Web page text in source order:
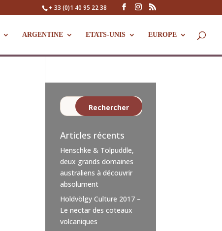
+ 33 (0)1 40 95 22 38
ARGENTINE ETATS-UNIS EUROPE
Articles récents
Henschke & Tolpuddle,
deux grands domaines
australiens à découvrir
absolument
Holdvölgy Culture 2017 –
Le nectar des coteaux
volcaniques